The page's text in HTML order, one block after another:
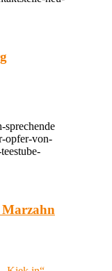
sprechende
opfer-von-